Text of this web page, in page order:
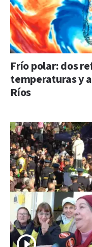
Frío polar: dos
temperaturas y
Ríos